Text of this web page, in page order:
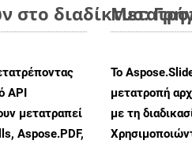
διαδίκτυο:
API
μετατραπεί
Aspose.PDF,
Το
μετατροπή
με τη